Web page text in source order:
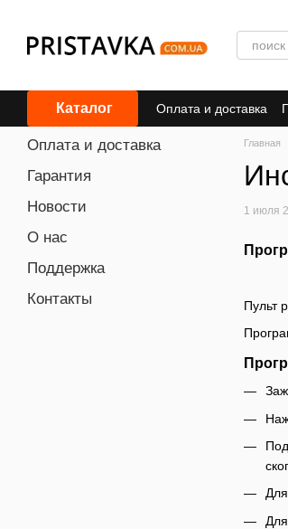
Каталог Оплата и доставка
Главная
1 июля
Пульт
Оплата и доставка
Гарантия
Новости
О нас
Поддержка
Контакты